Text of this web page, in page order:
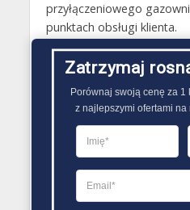
przyłączeniowego
punktach obsługi klienta.
Gazy techniczne
Butle gazowe
Gaz płynny Międzybórz
LPG Międzybórz
PORÓWNYWARKA
Zatrzymaj
Porównaj swoją cenę za
z najlepszymi ofertami